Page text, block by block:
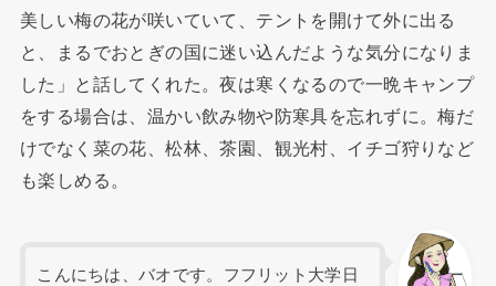
美しい梅の花が咲いていて、テントを開けて外に出る
と、まるでおとぎの国に迷い込んだような気分になりま
した」と話してくれた。夜は寒くなるので一晩キャンプ
をする場合は、温かい飲み物や防寒具を忘れずに。梅だ
けでなく菜の花、松林、茶園、観光村、イチゴ狩りなど
も楽しめる。
こんにちは、バオです。フフリット大学日